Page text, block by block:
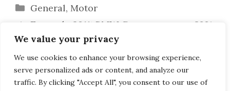
We value your privacy
We use cookies to enhance your browsing experience,
serve personalized ads or content, and analyze our
traffic. By clicking "Accept All", you consent to our use of
Categorías
General, Motor
Enero de 2011: BMW Group crece un 28%
en todo el mundo.
El vehículo BMW Megacity incorpora un
extensor de autonomía opcional.